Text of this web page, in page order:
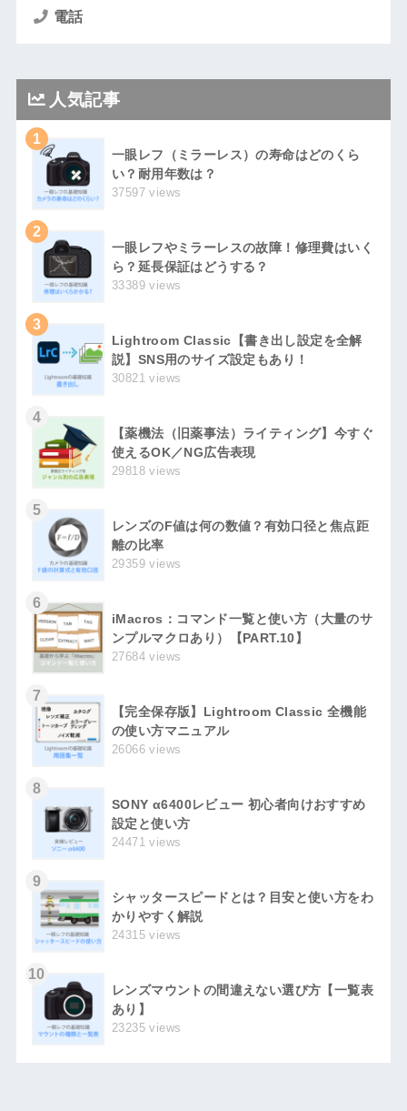
電話
人気記事
1
一眼レフ（ミラーレス）の寿命はどのくら
い？耐用年数は？
37597 views
2
一眼レフやミラーレスの故障！修理費はいく
ら？延長保証はどうする？
33389 views
3
Lightroom Classic【書き出し設定を全解
説】SNS用のサイズ設定もあり！
30821 views
4
【薬機法（旧薬事法）ライティング】今すぐ
使えるOK／NG広告表現
29818 views
5
レンズのF値は何の数値？有効口径と焦点距
離の比率
29359 views
6
iMacros：コマンド一覧と使い方（大量のサ
ンプルマクロあり）【PART.10】
27684 views
7
【完全保存版】Lightroom Classic 全機能
の使い方マニュアル
26066 views
8
SONY α6400レビュー 初心者向けおすすめ
設定と使い方
24471 views
9
シャッタースピードとは？目安と使い方をわ
かりやすく解説
24315 views
10
レンズマウントの間違えない選び方【一覧表
あり】
23235 views